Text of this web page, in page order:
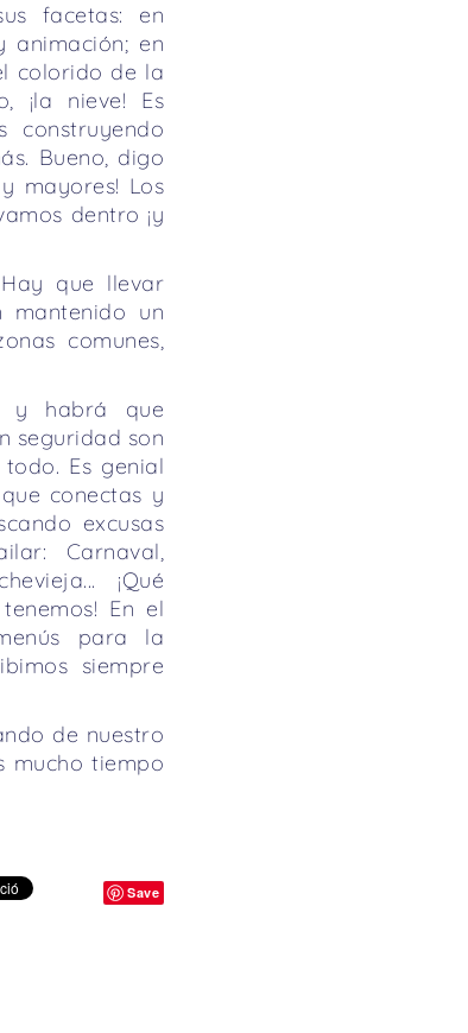
facetas: en
en
colorido de la
¡la nieve! Es
Bueno, digo
mayores! Los
dentro ¡y
que llevar
un
comunes,
y habrá que
seguridad son
Es genial
conectas y
excusas
Carnaval,
¡Qué
En el
para la
siempre
de nuestro
mucho tiempo
Save